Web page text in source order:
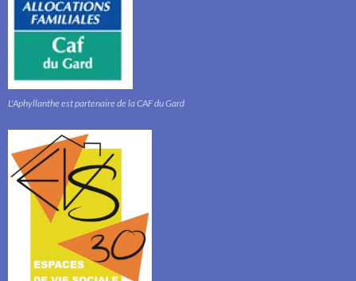
L'Aphyllanthe est partenaire de la CAF du Gard